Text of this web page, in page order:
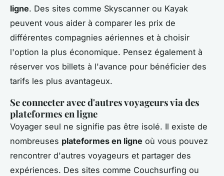
ligne. Des sites comme Skyscanner ou Kayak
peuvent vous aider à comparer les prix de
différentes compagnies aériennes et à choisir
l'option la plus économique. Pensez également à
réserver vos billets à l'avance pour bénéficier des
tarifs les plus avantageux.
Se connecter avec d'autres voyageurs via des
plateformes en ligne
Voyager seul ne signifie pas être isolé. Il existe de
nombreuses plateformes en ligne où vous pouvez
rencontrer d'autres voyageurs et partager des
expériences. Des sites comme Couchsurfing ou